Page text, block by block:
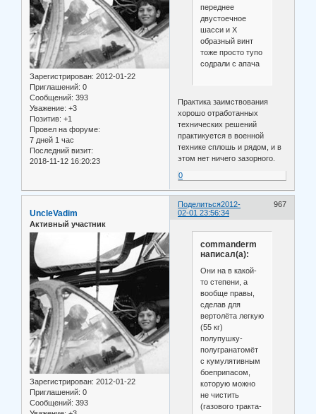
Зарегистрирован: 2012-01-22
Приглашений: 0
Сообщений: 393
Уважение: +3
Позитив: +1
Провел на форуме:
7 дней 1 час
Последний визит:
2018-11-12 16:20:23
переднее
двустоечное
шасси и Х
образный винт
тоже просто тупо
содрали с апача
Практика заимствования
хорошо отработанных
технических решений
практикуется в военной
технике сплошь и рядом, и в
этом нет ничего зазорного.
0
Поделиться 967
2012-
02-01 23:56:34
UncleVadim
Активный участник
Зарегистрирован: 2012-01-22
Приглашений: 0
Сообщений: 393
commanderm
написал(а):
Они на в какой-
то степени, а
вообще правы,
сделав для
вертолёта легкую
(55 кг)
полупушку-
полугранатомёт
с кумулятивным
боеприпасом,
которую можно
не чистить
(газового тракта-